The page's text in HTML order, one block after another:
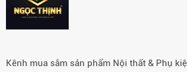
Kênh mua sắm sản phẩm Nội thất & Phụ